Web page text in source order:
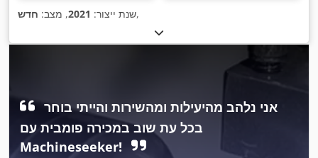
שנת ייצור: 2021, מצב: חדש ,
אני נלהב מהיעילות ומהשירות והייתי בוחר
בכל עת שוב במכירה פומבית עם
Machineseeker!